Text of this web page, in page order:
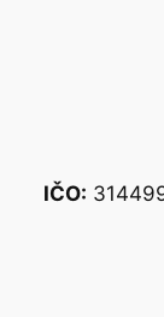
IČO: